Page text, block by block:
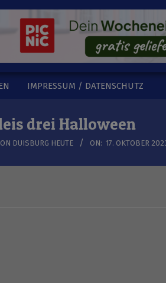
IMPRESSUM / DATENSCHUTZ
drei Halloween
DUISBURG HEUTE ON: 17. OKTOBER